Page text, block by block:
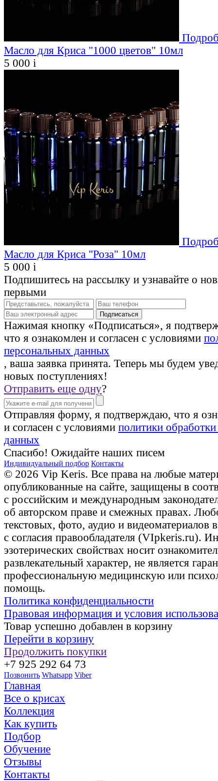
Масло для Криса "1000 цветов" 10мл
5 000 i
Масло для Криса "Роза" 10мл
5 000 i
Подпишитесь на рассылку и узнавайте о
первыми
Нажимая кнопку «Подписаться», я
что я ознакомлен и согласен с условиями
персональных данных
, ваша заявка принята. Теперь мы будем
новых поступлениях!
Отправить еще одну?
Отправляя форму, я подтверждаю, что я
и согласен с условиями политики
данных
Спасибо! Ожидайте наших писем
Индивидуальный подбор Контакты
© 2026 Vip Keris. Все права на любые
опубликованные на сайте, защищены в
с российским и международным
об авторском праве и смежных правах.
текстовых, фото, аудио и видеоматериалов
с согласия правообладателя (VIpkeris.ru).
эзотерических свойствах носит
развлекательный характер, не является
профессиональную медицинскую или
помощь.
Политика конфиденциальности
Правовая информация и условия
Товар успешно добавлен в корзину
Перейти в корзину
Продолжить покупки
+7 925 292 64 73
Позвонить Whatsapp Viber
Главная
Все о крисах
Коллекция
Как купить
Подбор
Обучение
Отзывы
Контакты